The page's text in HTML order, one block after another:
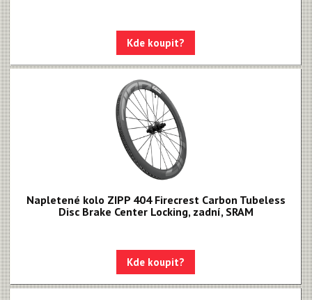
Kde koupit?
Napletené kolo ZIPP 404 Firecrest Carbon Tubeless
Disc Brake Center Locking, zadní, SRAM
Kde koupit?